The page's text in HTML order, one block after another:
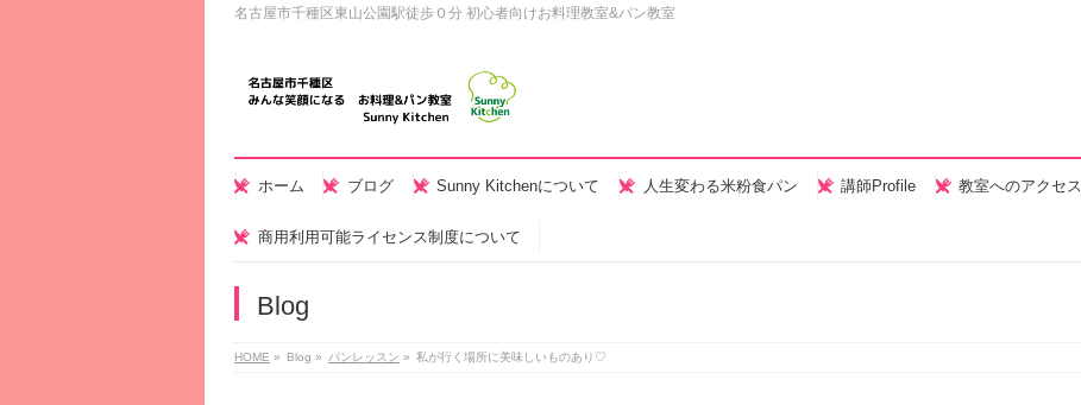
名古屋市千種区東山公園駅徒歩０分 初心者向けお料理教室&パン教室
ホーム ブログ Sunny Kitchenについて 人生変わる米粉食パン 講師Profile 教室へのアクセス
商用利用可能ライセンス制度について
Blog
HOME » Blog » パンレッスン » 私が行く場所に美味しいものあり♡